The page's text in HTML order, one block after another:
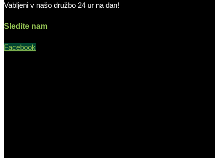
Vabljeni v našo družbo 24 ur na dan!
Sledite nam
Facebook